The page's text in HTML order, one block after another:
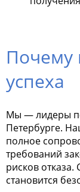
Почему
успеха
Мы — лидеры
Петербурге.
полное
требований
рисков
становится